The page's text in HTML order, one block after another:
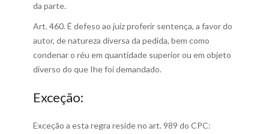
da parte.
Art. 460. É defeso ao juiz proferir sentença, a favor do
autor, de natureza diversa da pedida, bem como
condenar o réu em quantidade superior ou em objeto
diverso do que Ihe foi demandado.
Exceção:
Exceção a esta regra reside no art. 989 do CPC: